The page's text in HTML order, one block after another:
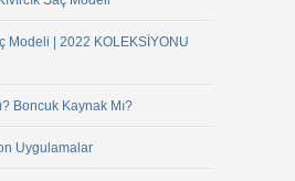
Modeli | 2022 KOLEKSİYONU
Boncuk Kaynak Mı?
Uygulamalar